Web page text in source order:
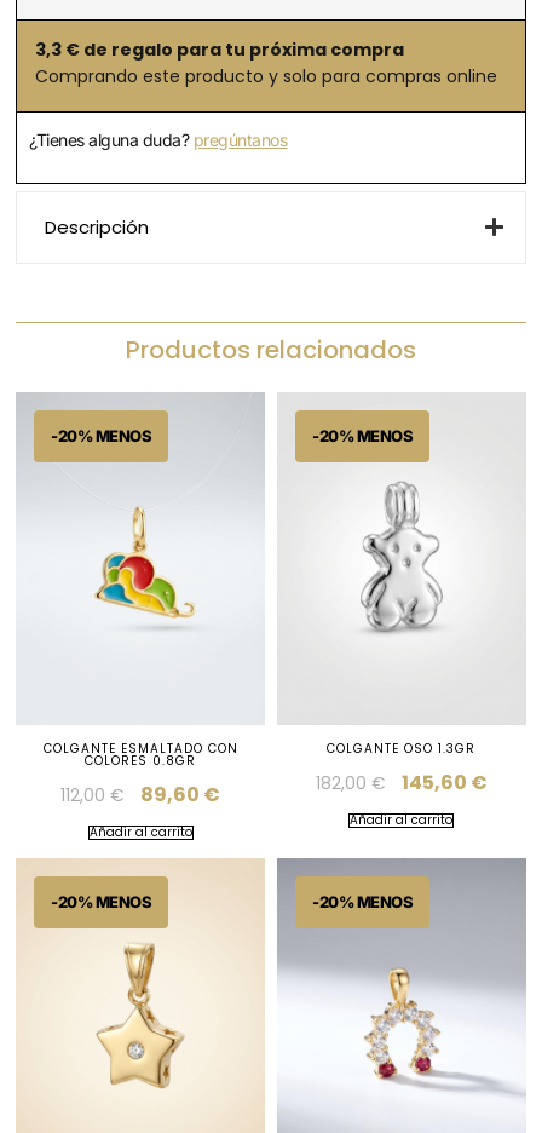
3,3 € de regalo para tu próxima compra
Comprando este producto y solo para compras online
¿Tienes alguna duda? pregúntanos
Descripción
Productos relacionados
COLGANTE ESMALTADO CON
COLORES 0.8GR
112,00€ 89,60 €
Añadir al carrito
COLGANTE OSO 1.3GR
182,00 € 145,60 €
Añadir al carrito